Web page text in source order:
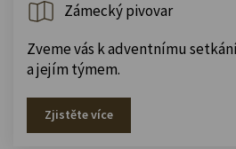
Zámecký pivovar
Zveme vás k adventnímu
a jejím týmem.
Zjistěte více